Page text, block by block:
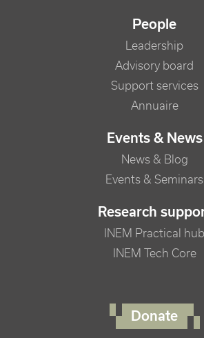
People
Leadership
Advisory board
Support services
Annuaire
Events & News
News & Blog
Events & Seminars
Research
INEM Practical hub
INEM Tech Core
Donate